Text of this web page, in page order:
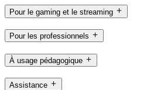
Pour le gaming et le streaming
Pour les professionnels
À usage pédagogique
Assistance